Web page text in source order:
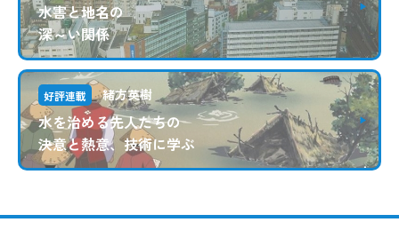
水害と地名の
深～い関係
好評連載 緒方英樹
水を治める先人たちの
決意と熱意、技術に学ぶ